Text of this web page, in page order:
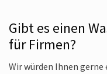
Gibt es einen
für Firmen?
Wir würden Ihnen